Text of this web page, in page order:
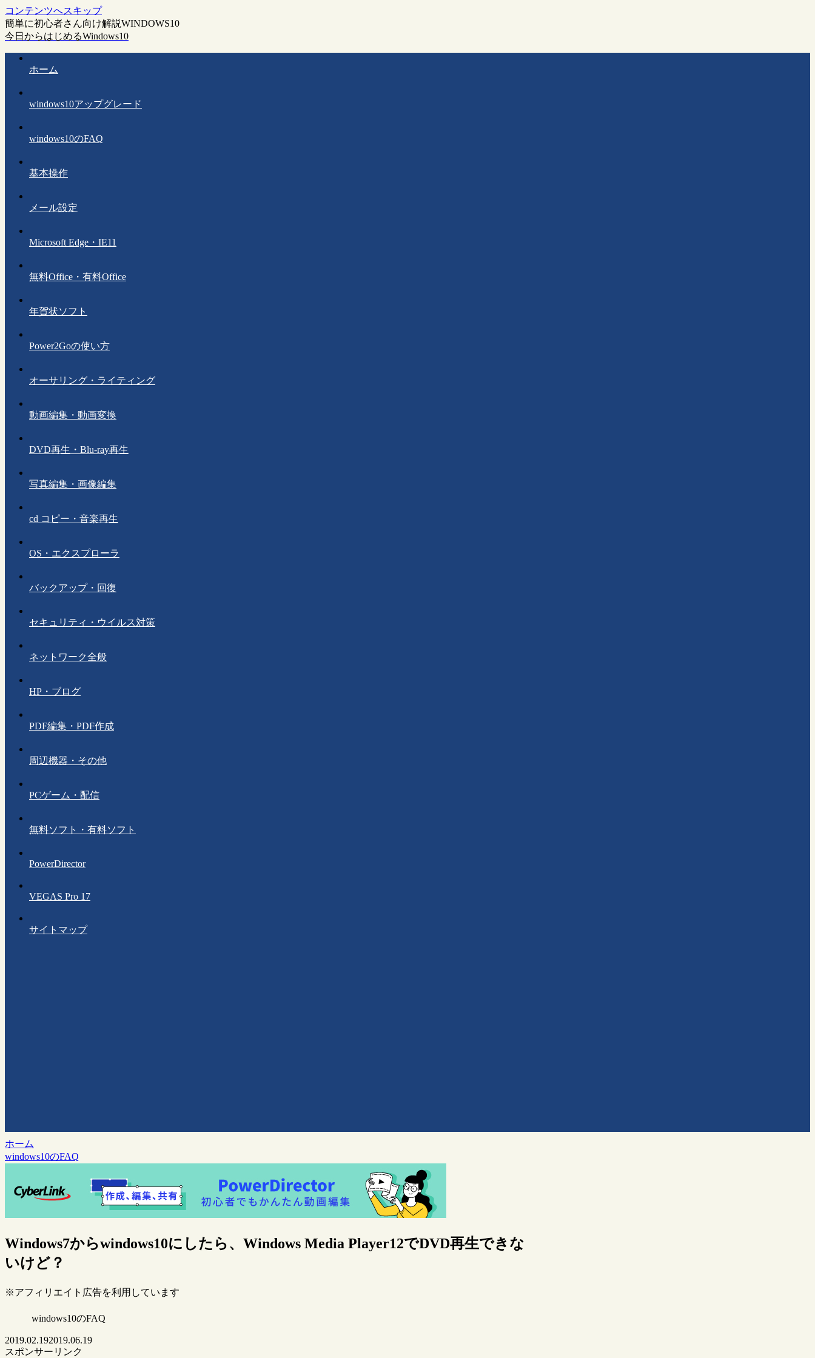
コンテンツへスキップ
簡単に初心者さん向け解説WINDOWS10
今日からはじめるWindows10
ホーム
windows10アップグレード
windows10のFAQ
基本操作
メール設定
Microsoft Edge・IE11
無料Office・有料Office
年賀状ソフト
Power2Goの使い方
オーサリング・ライティング
動画編集・動画変換
DVD再生・Blu-ray再生
写真編集・画像編集
cd コピー・音楽再生
OS・エクスプローラ
バックアップ・回復
セキュリティ・ウイルス対策
ネットワーク全般
HP・ブログ
PDF編集・PDF作成
周辺機器・その他
PCゲーム・配信
無料ソフト・有料ソフト
PowerDirector
VEGAS Pro 17
サイトマップ
ホーム
windows10のFAQ
Windows7からwindows10にしたら、Windows Media Player12でDVD再生できな
いけど？
※アフィリエイト広告を利用しています
windows10のFAQ
2019.02.192019.06.19
スポンサーリンク